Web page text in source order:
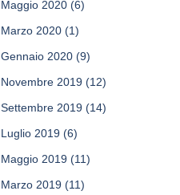
Maggio 2020 (6)
Marzo 2020 (1)
Gennaio 2020 (9)
Novembre 2019 (12)
Settembre 2019 (14)
Luglio 2019 (6)
Maggio 2019 (11)
Marzo 2019 (11)